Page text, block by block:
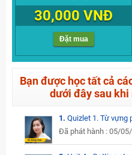
30,000 VNĐ
Đặt mua
Bạn được học tất cả
dưới đây sau khi
1. Quizlet 1. Từ vựng
Đã phát hành : 05/